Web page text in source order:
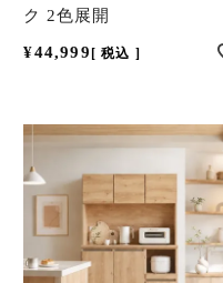
ク 2色展開
¥44,999 税込